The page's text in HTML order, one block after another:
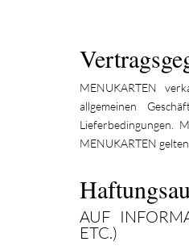
MENUKARTEN
allgemeinen
Lieferbedingungen.
MENUKARTEN
AUF
ETC.)